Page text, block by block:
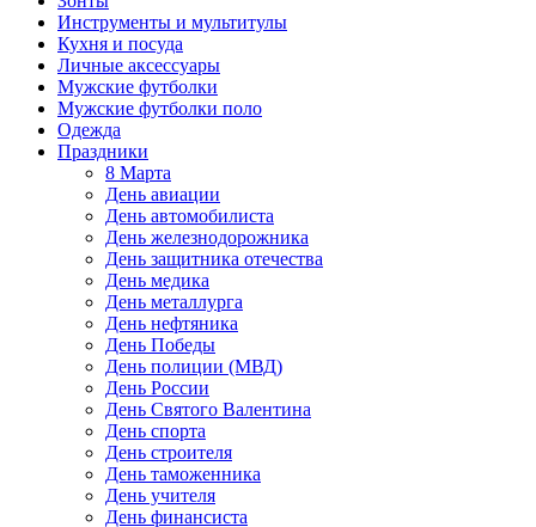
Инструменты и мультитулы
Кухня и посуда
Личные аксессуары
Мужские футболки
Мужские футболки поло
Одежда
Праздники
8 Марта
День авиации
День автомобилиста
День железнодорожника
День защитника отечества
День медика
День металлурга
День нефтяника
День Победы
День полиции (МВД)
День России
День Святого Валентина
День спорта
День строителя
День таможенника
День учителя
День финансиста